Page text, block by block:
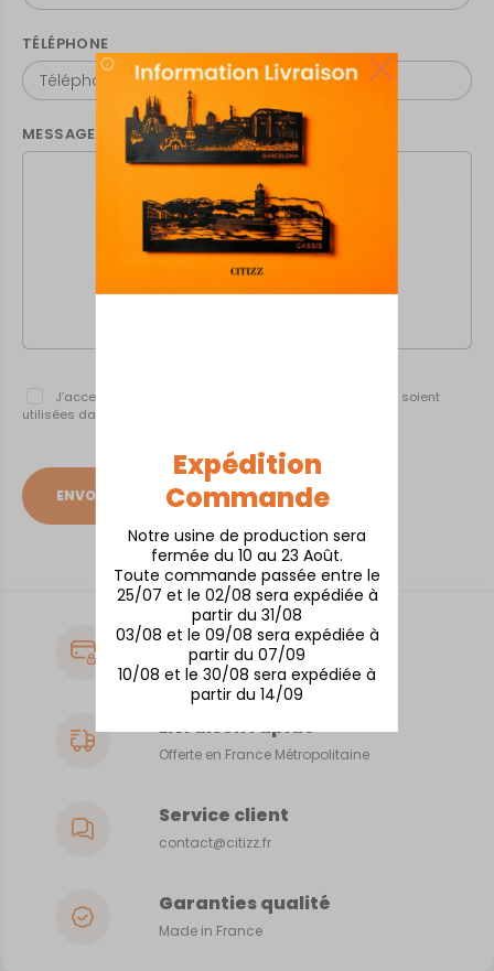
Expédition
Commande
Notre usine de production sera
fermée du 10 au 23 Août.
Toute commande passée entre le
25/07 et le 02/08 sera expédiée à
partir du 31/08
03/08 et le 09/08 sera expédiée à
partir du 07/09
10/08 et le 30/08 sera expédiée à
partir du 14/09
TÉLÉPHONE
MESSAGE
J’accepte que les informations renseignées ci-dessus soient
utilisées dans le cadre de mes échanges avec CITIZZ.
Paiement sécurisé
CB, Visa, MasterCard
Livraison rapide
Offerte en France Métropolitaine
Service client
contact@citizz.fr
Garanties qualité
Made in France